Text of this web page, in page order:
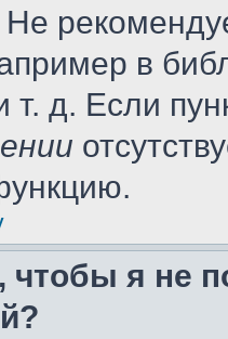
в
т. д. Если
чтобы я не